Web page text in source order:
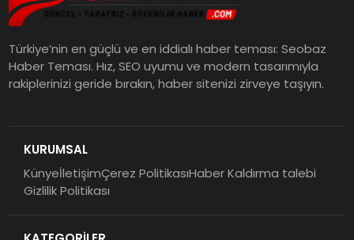
Türkiye’nin en güçlü ve en iddialı haber teması: Seobaz
Haber Teması. Hız, SEO uyumu ve modern tasarımıyla
rakiplerinizi geride bırakın, haber sitenizi zirveye taşıyın.
KURUMSAL
KünyeİletişimÇerez PolitikasıHaber Kaldırma talebi
Gizlilik Politikası